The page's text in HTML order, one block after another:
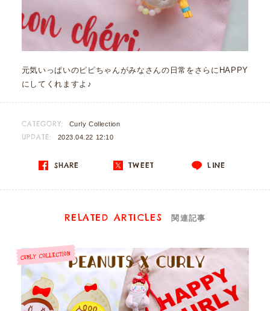
元気いっぱいのピピちゃんがみなさんの日常をさらにHAPPY
にしてくれますよ♪
CATEGORY: Curly Collection
UPDATE: 2023.04.22 12:10
SHARE TWEET LINE
RELATED ARTICLES 関連記事